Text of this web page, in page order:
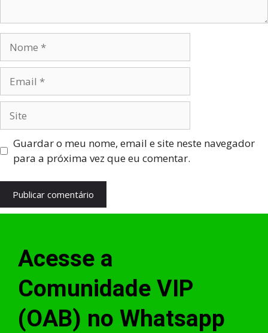
Guardar o meu nome, email e site neste navegador
para a próxima vez que eu comentar.
Acesse a
Comunidade VIP
(OAB) no Whatsapp